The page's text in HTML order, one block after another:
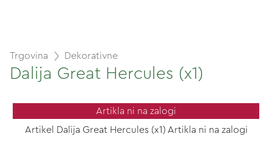
Trgovina Dekorativne
Dalija Great Hercules (x1)
Artikla ni na zalogi
Artikel Dalija Great Hercules (x1) Artikla ni na zalogi